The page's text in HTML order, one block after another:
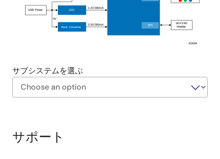
USB Power
1.2V/300mA
3.3V/300mA
5V
LDO
Buck Converter
Wi-Fi/4G
Module
AS034
SPI
サブシステムを選ぶ
Diagram
サポート